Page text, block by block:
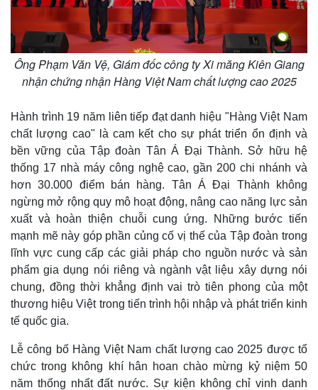
Thể thao
Bóng đá
Lịch thi đấu bóng đá
Thế giới thể thao
eSports
Hậu trường
Ô tô - Xe máy
Ô tô
Xe máy
Tư vấn
Ông Phạm Văn Vệ, Giám đốc công ty Xi măng Kiên Giang
nhận chứng nhận Hàng Việt Nam chất lượng cao 2025
Hành trình 19 năm liên tiếp đạt danh hiệu "Hàng Việt Nam
chất lượng cao" là cam kết cho sự phát triển ổn định và
bền vững của Tập đoàn Tân Á Đại Thành. Sở hữu hệ
thống 17 nhà máy công nghệ cao, gần 200 chi nhánh và
hơn 30.000 điểm bán hàng. Tân Á Đại Thành không
ngừng mở rộng quy mô hoạt động, nâng cao năng lực sản
xuất và hoàn thiện chuỗi cung ứng. Những bước tiến
mạnh mẽ này góp phần củng cố vị thế của Tập đoàn trong
lĩnh vực cung cấp các giải pháp cho nguồn nước và sản
phẩm gia dụng nói riêng và ngành vật liệu xây dựng nói
chung, đồng thời khẳng định vai trò tiên phong của một
thương hiệu Việt trong tiến trình hội nhập và phát triển kinh
tế quốc gia.
Lễ công bố Hàng Việt Nam chất lượng cao 2025 được tổ
chức trong không khí hân hoan chào mừng kỷ niệm 50
năm thống nhất đất nước. Sự kiện không chỉ vinh danh